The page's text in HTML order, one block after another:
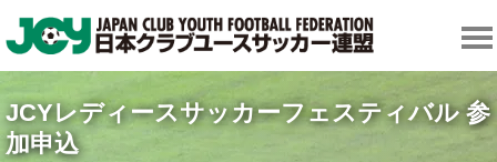
JCYレディースサッカーフェスティバル 参
加申込